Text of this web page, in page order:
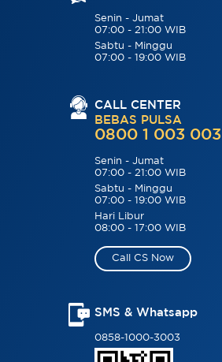
Senin - Jumat
07:00 - 21:00 WIB
Sabtu - Minggu
07:00 - 19:00 WIB
CALL CENTER
BEBAS PULSA
0800 1 003 003
Senin - Jumat
07:00 - 21:00 WIB
Sabtu - Minggu
07:00 - 19:00 WIB
Hari Libur
08:00 - 17:00 WIB
Call CS Now
SMS & Whatsapp
0858-1000-3003